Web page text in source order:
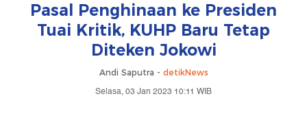
Pasal Penghinaan ke Presiden
Tuai Kritik, KUHP Baru Tetap
Diteken Jokowi
Andi Saputra - detikNews
Selasa, 03 Jan 2023 10:11 WIB